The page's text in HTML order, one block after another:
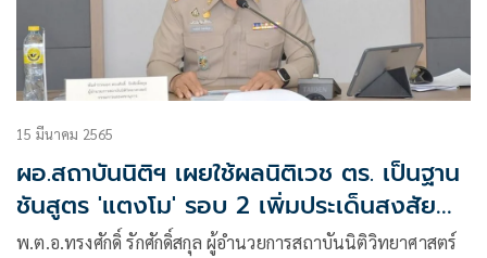
15 มีนาคม 2565
ผอ.สถาบันนิติฯ เผยใช้ผลนิติเวช ตร. เป็นฐาน
ชันสูตร 'แตงโม' รอบ 2 เพิ่มประเด็นสงสัย
ของญาติ
พ.ต.อ.ทรงศักดิ์ รักศักดิ์สกุล ผู้อำนวยการสถาบันนิติวิทยาศาสตร์